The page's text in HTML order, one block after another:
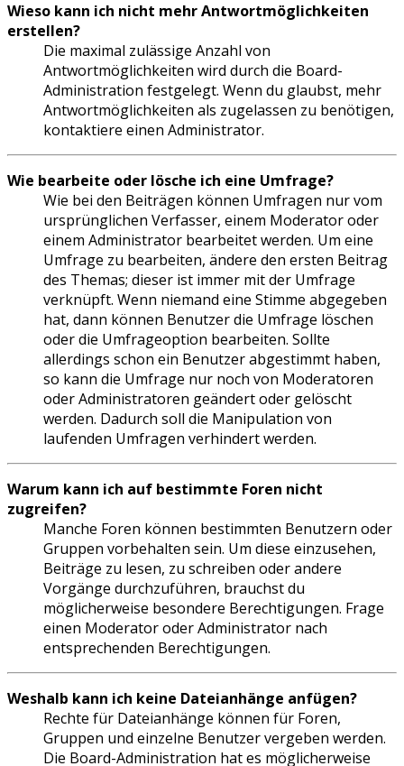
Wieso kann ich nicht mehr Antwortmöglichkeiten
erstellen?
Die maximal zulässige Anzahl von
Antwortmöglichkeiten wird durch die Board-
Administration festgelegt. Wenn du glaubst, mehr
Antwortmöglichkeiten als zugelassen zu benötigen,
kontaktiere einen Administrator.
Wie bearbeite oder lösche ich eine Umfrage?
Wie bei den Beiträgen können Umfragen nur vom
ursprünglichen Verfasser, einem Moderator oder
einem Administrator bearbeitet werden. Um eine
Umfrage zu bearbeiten, ändere den ersten Beitrag
des Themas; dieser ist immer mit der Umfrage
verknüpft. Wenn niemand eine Stimme abgegeben
hat, dann können Benutzer die Umfrage löschen
oder die Umfrageoption bearbeiten. Sollte
allerdings schon ein Benutzer abgestimmt haben,
so kann die Umfrage nur noch von Moderatoren
oder Administratoren geändert oder gelöscht
werden. Dadurch soll die Manipulation von
laufenden Umfragen verhindert werden.
Warum kann ich auf bestimmte Foren nicht
zugreifen?
Manche Foren können bestimmten Benutzern oder
Gruppen vorbehalten sein. Um diese einzusehen,
Beiträge zu lesen, zu schreiben oder andere
Vorgänge durchzuführen, brauchst du
möglicherweise besondere Berechtigungen. Frage
einen Moderator oder Administrator nach
entsprechenden Berechtigungen.
Weshalb kann ich keine Dateianhänge anfügen?
Rechte für Dateianhänge können für Foren,
Gruppen und einzelne Benutzer vergeben werden.
Die Board-Administration hat es möglicherweise